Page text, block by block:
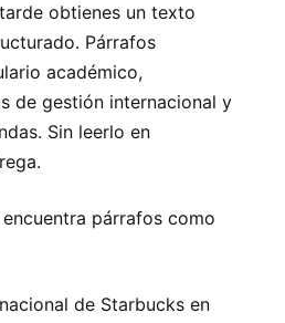
obtienes un texto
Párrafos
académico,
de gestión internacional y
Sin leerlo en
párrafos como
de Starbucks en